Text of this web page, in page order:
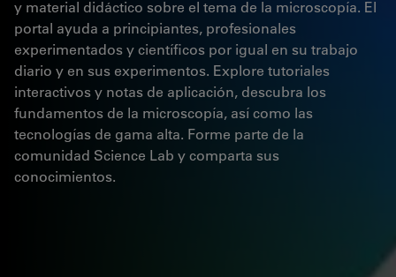
y material didáctico sobre el tema de la microscopía. El
portal ayuda a principiantes, profesionales
experimentados y científicos por igual en su trabajo
diario y en sus experimentos. Explore tutoriales
interactivos y notas de aplicación, descubra los
fundamentos de la microscopía, así como las
tecnologías de gama alta. Forme parte de la
comunidad Science Lab y comparta sus
conocimientos.